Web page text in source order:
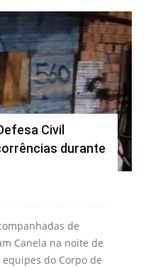
Civil
durante
de
Canela na noite de
do Corpo de